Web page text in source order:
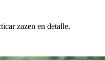
zazen en detalle.